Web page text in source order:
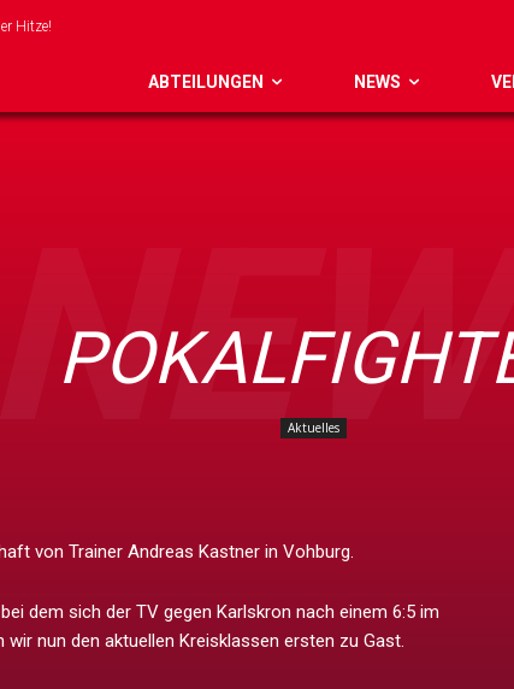
Hitze!
ABTEILUNGEN NEWS
Aktuelles
von Trainer Andreas Kastner in Vohburg.
dem sich der TV gegen Karlskron nach einem 6:5 im
nun den aktuellen Kreisklassen ersten zu Gast.